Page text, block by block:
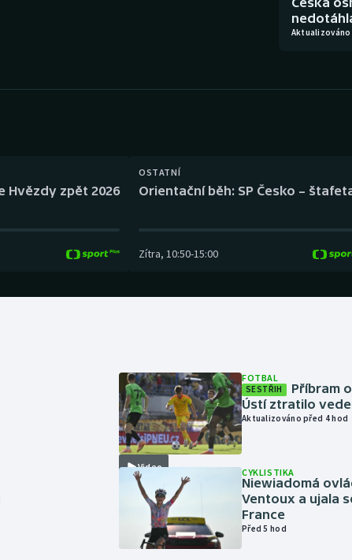
Plážový volejbal
Aktualizováno
Hvězdy zpět 2026
OSTATNÍ
Orientační běh: SP Česko –
Zítra, 10:50-15:00
Video
FOTBAL
SESTŘIH
Příbram
Ústí ztratilo
Aktualizováno před 4 hod
CYKLISTIKA
Niewiadomá
Ventoux a ujala
France
Před 5 hod